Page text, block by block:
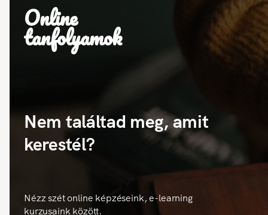
Online
tanfolyamok
Nem találtad meg, amit
kerestél?
Nézz szét online képzéseink, e-learning
kurzusaink között.